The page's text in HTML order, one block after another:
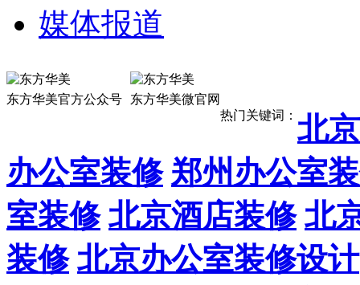
媒体报道
东方华美官方公众号 东方华美微官网
热门关键词： 北
办公室装修 郑州办公室
室装修 北京酒店装修 北
装修 北京办公室装修设计